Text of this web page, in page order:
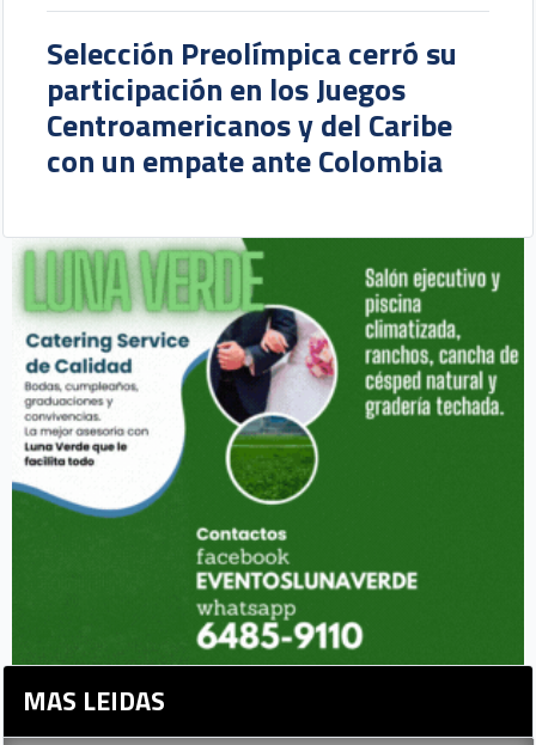
Selección Preolímpica cerró su
participación en los Juegos
Centroamericanos y del Caribe
con un empate ante Colombia
MAS LEIDAS